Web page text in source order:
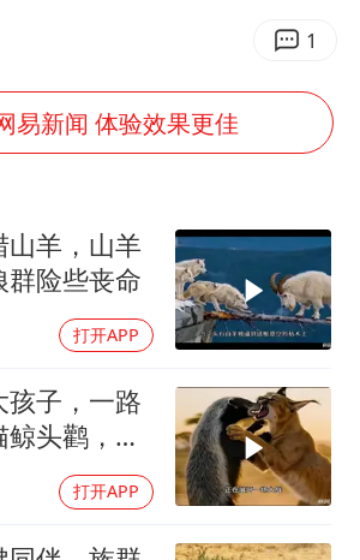
宇树科技发行价格150.80元/股
首次证实！“胶球”存在
中方回应是否在太平洋海底开采稀土
27岁女子成组织卖淫集团主犯被通缉
法国将禁止“未经同意的电话营销”
奋进开新局 实干挑大梁
1
易新闻 体验效果更佳
羊，山羊
险些丧命
打开APP
子，一路
头鹳，养
打开APP